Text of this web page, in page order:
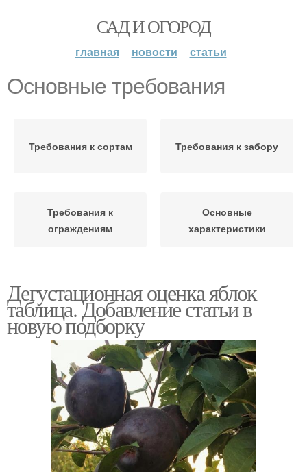
САД И ОГОРОД
главная новости статьи
Основные требования
Требования к сортам Требования к забору
Требования к
ограждениям
Основные
характеристики
Дегустационная оценка яблок
таблица. Добавление статьи в
новую подборку